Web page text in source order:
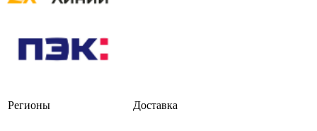
Регионы Доставка